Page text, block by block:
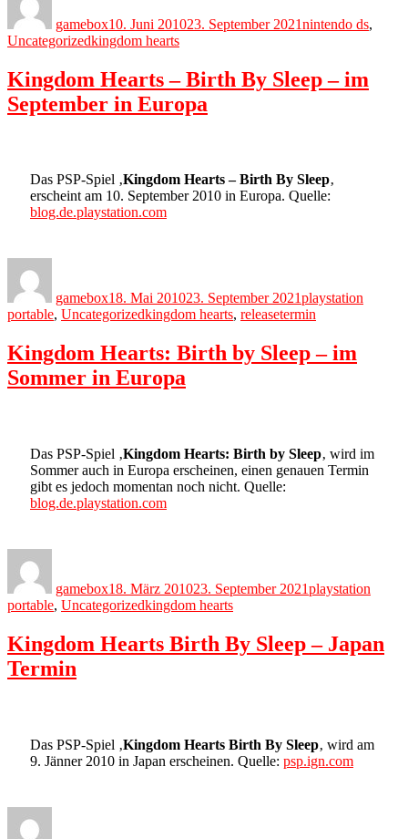
gamebox10. Juni 201023. September 2021nintendo ds,
UncategorizedTags
kingdom hearts
Kingdom Hearts – Birth By Sleep – im
September in Europa
Das PSP-Spiel ‚Kingdom Hearts – Birth By Sleep‚
erscheint am 10. September 2010 in Europa. Quelle:
blog.de.playstation.com
gamebox18. Mai 201023. September 2021playstation
portable, UncategorizedTags
kingdom hearts, releasetermin
Kingdom Hearts: Birth by Sleep – im
Sommer in Europa
Das PSP-Spiel ‚Kingdom Hearts: Birth by Sleep‚ wird im
Sommer auch in Europa erscheinen, einen genauen Termin
gibt es jedoch momentan noch nicht. Quelle:
blog.de.playstation.com
gamebox18. März 201023. September 2021playstation
portable, UncategorizedTags
kingdom hearts
Kingdom Hearts Birth By Sleep – Japan
Termin
Das PSP-Spiel ‚Kingdom Hearts Birth By Sleep‚ wird am
9. Jänner 2010 in Japan erscheinen. Quelle: psp.ign.com